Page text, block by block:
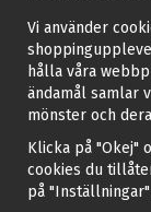
Vi använder
hålla våra
ändamål samlar
mönster och
Klicka på "Okej"
cookies du
på "Inställningar"